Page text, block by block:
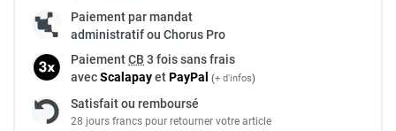
Paiement par mandat
administratif ou Chorus Pro
PaiementCB 3 fois sans frais
avecScalapayetPayPal (+ d'infos)
Satisfait ou remboursé
28 jours francs pour retourner votre article